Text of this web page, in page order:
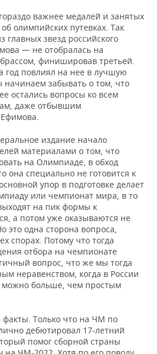
важнее медалей и занятых
олимпийских путевках. Так
главных звезд российского
— не отобралась на
финишировав третьей.
повлиял на нее в лучшую
начинаем забывать о том, что
остались вопросы ко всем
даже отбывшим
издание начало
материалами о том, что
на Олимпиаде, в обход
она специально не готовится к
упор в подготовке делает
или чемпионат мира, в то
на пик формы к
а потом уже оказываются не
это одна сторона вопроса,
спорах. Потому что тогда
отбора на чемпионате
вопрос, что же мы тогда
неравенством, когда в России
можно больше, чем простым
факты. Только что на ЧМ по
дебютировал 17-летний
помог сборной страны